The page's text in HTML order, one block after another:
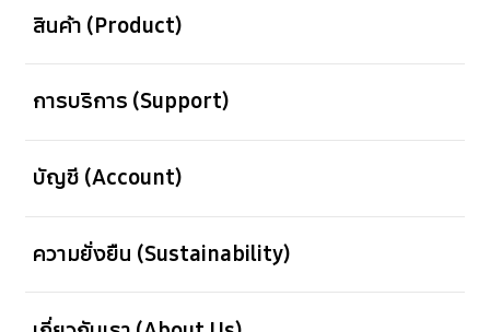
สินค้า (Product)
การบริการ (Support)
บัญชี (Account)
ความยั่งยืน (Sustainability)